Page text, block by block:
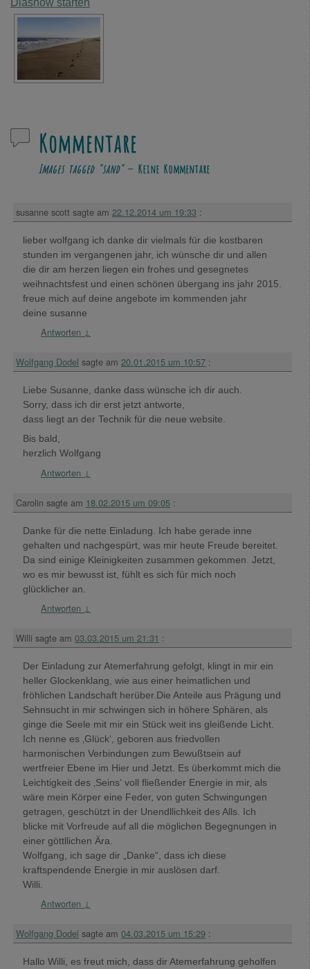
Diashow starten
Kommentare
Images tagged "sand"— Keine Kommentare
susanne scott sagte am 22.12.2014 um 19:33 :
lieber wolfgang ich danke dir vielmals für die kostbaren
stunden im vergangenen jahr, ich wünsche dir und allen
die dir am herzen liegen ein frohes und gesegnetes
weihnachtsfest und einen schönen übergang ins jahr 2015.
freue mich auf deine angebote im kommenden jahr
deine susanne
Antworten ↓
Wolfgang Dodel sagte am 20.01.2015 um 10:57 :
Liebe Susanne, danke dass wünsche ich dir auch.
Sorry, dass ich dir erst jetzt antworte,
dass liegt an der Technik für die neue website.
Bis bald,
herzlich Wolfgang
Antworten ↓
Carolin sagte am 18.02.2015 um 09:05 :
Danke für die nette Einladung. Ich habe gerade inne
gehalten und nachgespürt, was mir heute Freude bereitet.
Da sind einige Kleinigkeiten zusammen gekommen. Jetzt,
wo es mir bewusst ist, fühlt es sich für mich noch
glücklicher an.
Antworten ↓
Willi sagte am 03.03.2015 um 21:31 :
Der Einladung zur Atemerfahrung gefolgt, klingt in mir ein
heller Glockenklang, wie aus einer heimatlichen und
fröhlichen Landschaft herüber.Die Anteile aus Prägung und
Sehnsucht in mir schwingen sich in höhere Sphären, als
ginge die Seele mit mir ein Stück weit ins gleißende Licht.
Ich nenne es ‚Glück‘, geboren aus friedvollen
harmonischen Verbindungen zum Bewußtsein auf
wertfreier Ebene im Hier und Jetzt. Es überkommt mich die
Leichtigkeit des ‚Seins‘ voll fließender Energie in mir, als
wäre mein Körper eine Feder, von guten Schwingungen
getragen, geschützt in der Unendllichkeit des Alls. Ich
blicke mit Vorfreude auf all die möglichen Begegnungen in
einer göttllichen Ära.
Wolfgang, ich sage dir „Danke“, dass ich diese
kraftspendende Energie in mir auslösen darf.
Willi.
Antworten ↓
Wolfgang Dodel sagte am 04.03.2015 um 15:29 :
Hallo Willi, es freut mich, dass dir Atemerfahrung geholfen